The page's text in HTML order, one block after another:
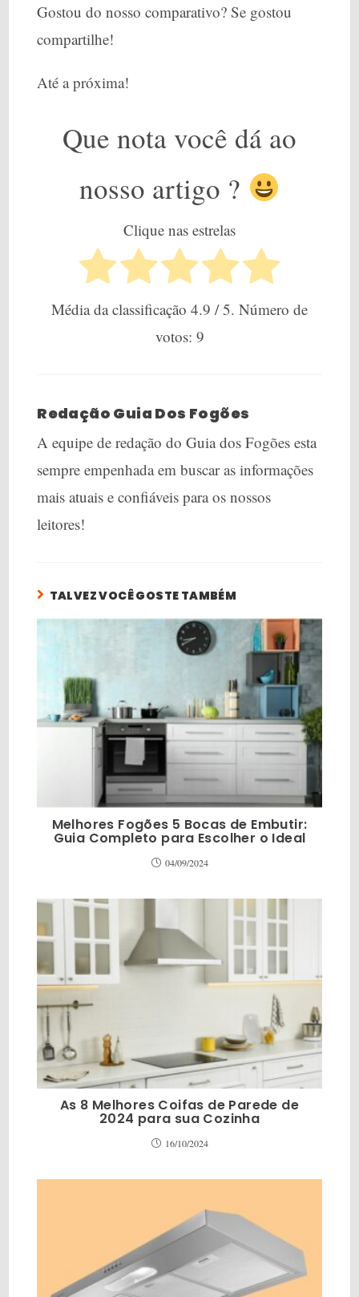
Gostou do nosso comparativo? Se gostou
compartilhe!
Até a próxima!
Que nota você dá ao
nosso artigo ?
Clique nas estrelas
Média da classificação 4.9 / 5. Número de
votos: 9
Redação Guia Dos Fogões
A equipe de redação do Guia dos Fogões esta
sempre empenhada em buscar as informações
mais atuais e confiáveis para os nossos
leitores!
TALVEZ VOCÊ GOSTE TAMBÉM
Melhores Fogões 5 Bocas de Embutir:
Guia Completo para Escolher o Ideal
04/09/2024
As 8 Melhores Coifas de Parede de
2024 para sua Cozinha
16/10/2024